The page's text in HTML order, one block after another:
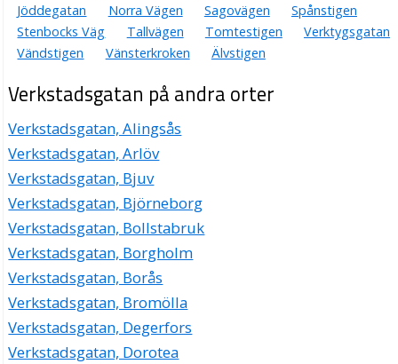
Jöddegatan
Norra Vägen Sagovägen
Spånstigen
Stenbocks Väg
Tallvägen Tomtestigen
Verktygsgatan
Vändstigen
Vänsterkroken Älvstigen
Verkstadsgatan på andra orter
Verkstadsgatan, Alingsås
Verkstadsgatan, Arlöv
Verkstadsgatan, Bjuv
Verkstadsgatan, Björneborg
Verkstadsgatan, Bollstabruk
Verkstadsgatan, Borgholm
Verkstadsgatan, Borås
Verkstadsgatan, Bromölla
Verkstadsgatan, Degerfors
Verkstadsgatan, Dorotea